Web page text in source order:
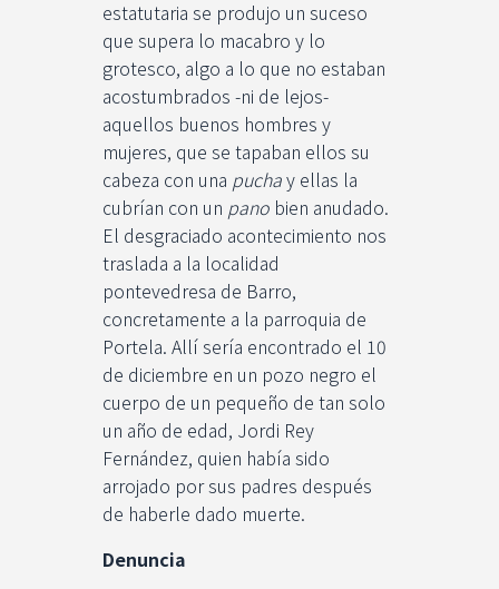
estatutaria se produjo un suceso
que supera lo macabro y lo
grotesco, algo a lo que no estaban
acostumbrados -ni de lejos-
aquellos buenos hombres y
mujeres, que se tapaban ellos su
cabeza con una puchay ellas la
cubrían con un panobien anudado.
El desgraciado acontecimiento nos
traslada a la localidad
pontevedresa de Barro,
concretamente a la parroquia de
Portela. Allí sería encontrado el 10
de diciembre en un pozo negro el
cuerpo de un pequeño de tan solo
un año de edad, Jordi Rey
Fernández, quien había sido
arrojado por sus padres después
de haberle dado muerte.
Denuncia